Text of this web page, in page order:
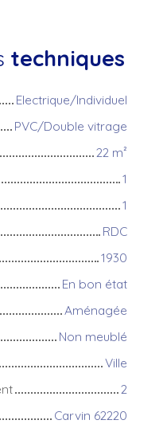
techniques
Electrique/Individuel
PVC/Double vitrage
22 m²
1
1
RDC
1930
En bon état
Aménagée
Non meublé
Ville
2
Carvin 62220